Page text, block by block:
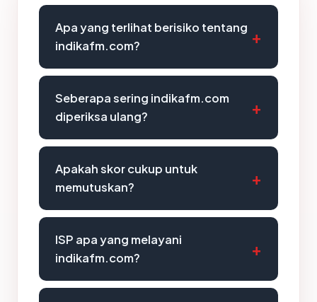
Apa yang terlihat berisiko tentang
indikafm.com?
Seberapa sering indikafm.com
diperiksa ulang?
Apakah skor cukup untuk
memutuskan?
ISP apa yang melayani
indikafm.com?